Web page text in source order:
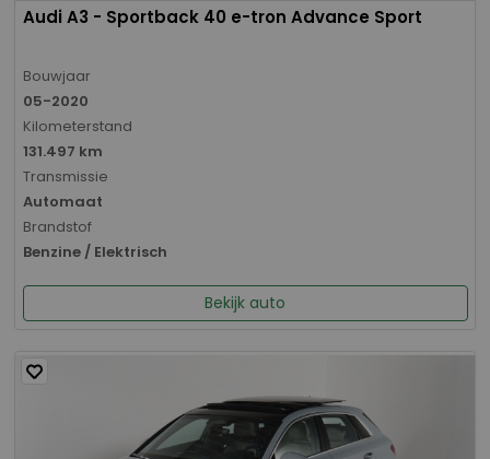
Audi A3 - Sportback 40 e-tron Advance Sport
Bouwjaar
05-2020
Kilometerstand
131.497 km
Transmissie
Automaat
Brandstof
Benzine / Elektrisch
Bekijk auto